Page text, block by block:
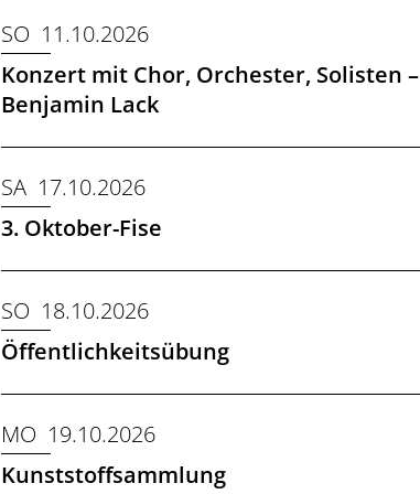
SO 11.10.2026
Konzert mit Chor, Orchester, Solisten –
Benjamin Lack
SA 17.10.2026
3. Oktober-Fise
SO 18.10.2026
Öffentlichkeitsübung
MO 19.10.2026
Kunststoffsammlung